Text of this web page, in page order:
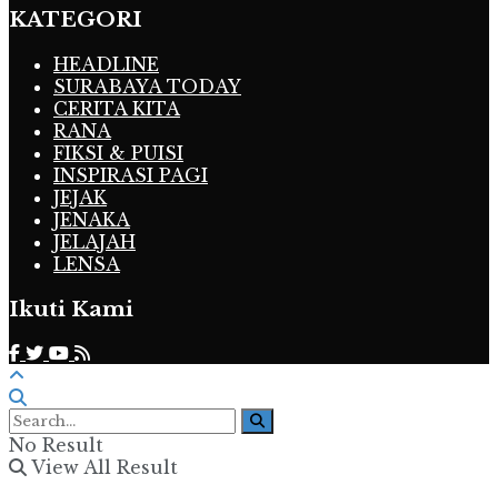
KATEGORI
HEADLINE
SURABAYA TODAY
CERITA KITA
RANA
FIKSI & PUISI
INSPIRASI PAGI
JEJAK
JENAKA
JELAJAH
LENSA
Ikuti Kami
No Result
View All Result